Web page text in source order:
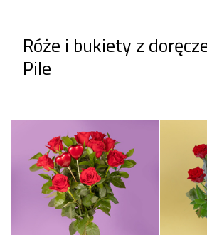
Róże i bukiety z
Pile